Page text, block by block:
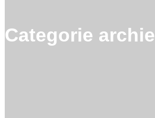
Categorie